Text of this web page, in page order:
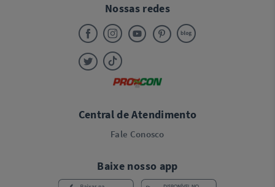
Nossas redes
Central de Atendimento
Fale Conosco
Baixe nosso app